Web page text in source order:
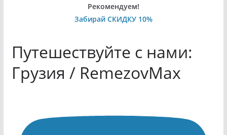
Рекомендуем!
Забирай СКИДКУ 10%
Путешествуйте с нами:
Грузия / RemezovMax